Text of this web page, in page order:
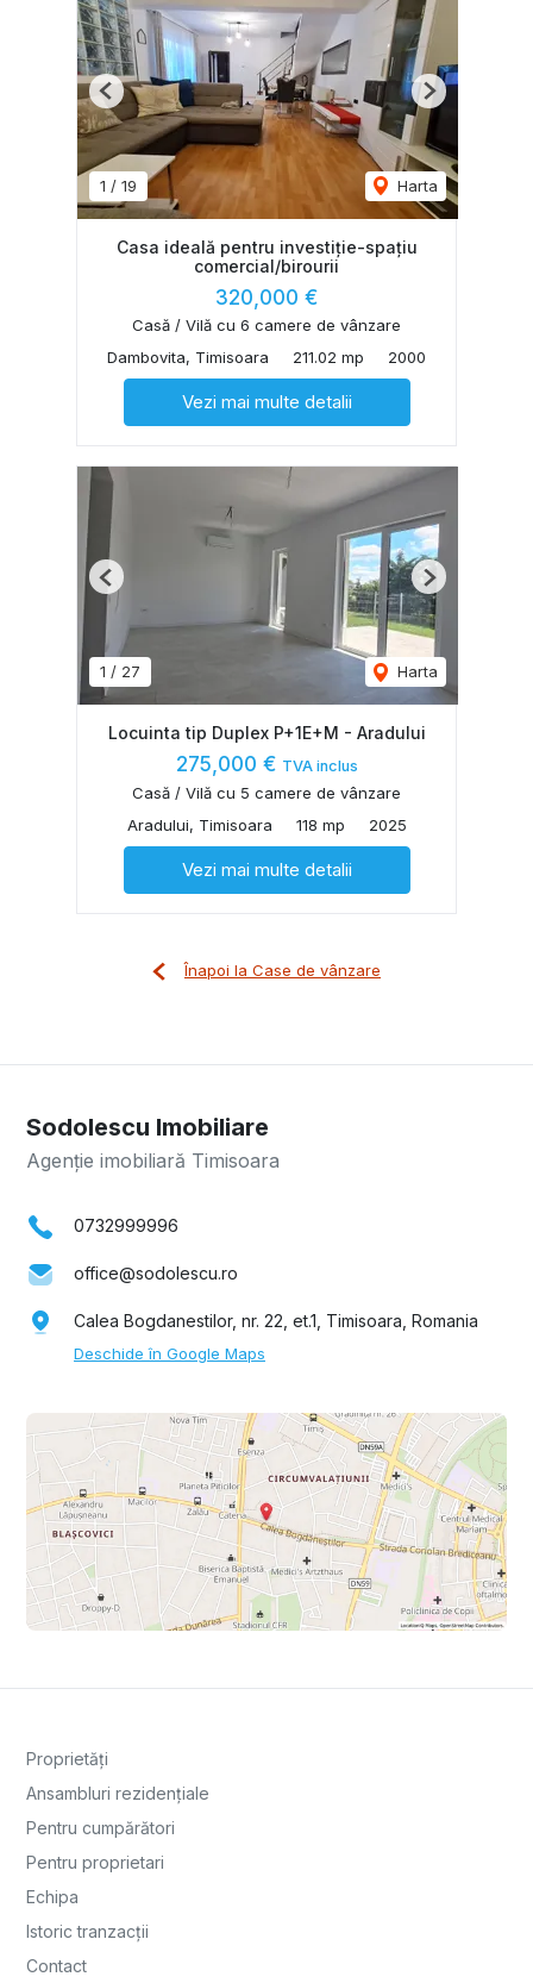
1 / 19 Harta
Previous Next
Casa ideală pentru investiție-spațiu
comercial/birourii
320,000 €
Casă / Vilă cu 6 camere de vânzare
Dambovita, Timisoara
211.02 mp 2000
Vezi mai multe detalii
1 / 27 Harta
Previous Next
Locuinta tip Duplex P+1E+M - Aradului
275,000 € TVA inclus
Casă / Vilă cu 5 camere de vânzare
Aradului, Timisoara
118 mp 2025
Vezi mai multe detalii
Înapoi la Case de vânzare
Sodolescu Imobiliare
Agenție imobiliară Timisoara
0732999996
office@sodolescu.ro
Calea Bogdanestilor, nr. 22, et.1, Timisoara, Romania
Deschide în Google Maps
Proprietăți
Ansambluri rezidențiale
Pentru cumpărători
Pentru proprietari
Echipa
Istoric tranzacții
Contact